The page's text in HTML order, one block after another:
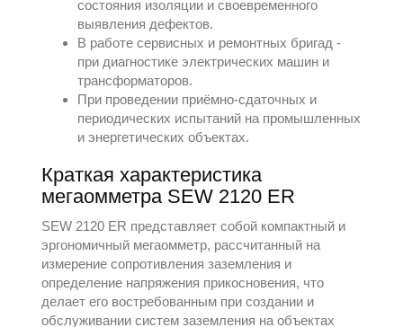
состояния изоляции и своевременного
выявления дефектов.
В работе сервисных и ремонтных бригад -
при диагностике электрических машин и
трансформаторов.
При проведении приёмно-сдаточных и
периодических испытаний на промышленных
и энергетических объектах.
Краткая характеристика
мегаомметра SEW 2120 ER
SEW 2120 ER представляет собой компактный и
эргономичный мегаомметр, рассчитанный на
измерение сопротивления заземления и
определение напряжения прикосновения, что
делает его востребованным при создании и
обслуживании систем заземления на объектах